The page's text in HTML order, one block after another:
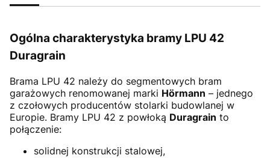
Ogólna charakterystyka bramy LPU 42
Duragrain
Brama LPU 42 należy do segmentowych bram
garażowych renomowanej marki Hörmann – jednego
z czołowych producentów stolarki budowlanej w
Europie. Bramy LPU 42 z powłoką Duragrain to
połączenie:
solidnej konstrukcji stalowej,